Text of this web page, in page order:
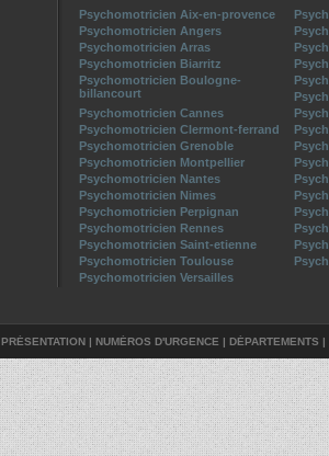
Psychomotricien Aix-en-provence
Psychomotricien Angers
Psychomotricien Arras
Psychomotricien Biarritz
Psychomotricien Boulogne-
billancourt
Psychomotricien Cannes
Psychomotricien Clermont-ferrand
Psychomotricien Grenoble
Psychomotricien Montpellier
Psychomotricien Nantes
Psychomotricien Nimes
Psychomotricien Perpignan
Psychomotricien Rennes
Psychomotricien Saint-etienne
Psychomotricien Toulouse
Psychomotricien Versailles
PRÉSENTATION | NUMÉROS D'URGENCE | DÉPARTEMENTS |